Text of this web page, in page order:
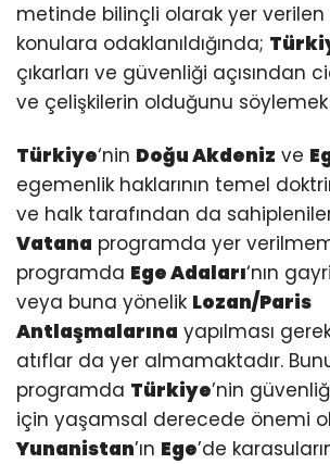
metinde bilinçli olarak yer
konulara odaklanıldığında;
çıkarları ve güvenliği açısından
ve çelişkilerin olduğunu
Türkiye‘nin Doğu Akdeniz ve
egemenlik haklarının temel
ve halk tarafından da
Vatana programda yer
programda Ege Adaları‘nın
veya buna yönelik Lozan/Paris
Antlaşmalarına yapılması
atıflar da yer almamaktadır.
programda Türkiye’nin
için yaşamsal derecede önemi
Yunanistan’ın Ege’de